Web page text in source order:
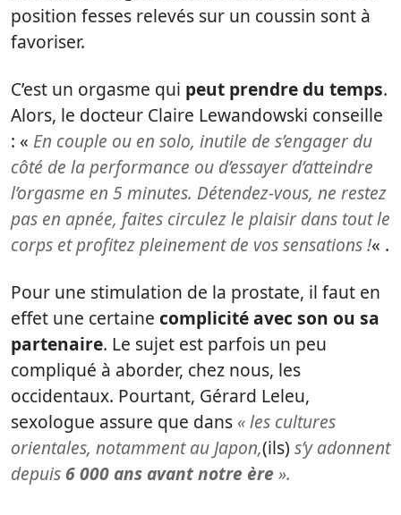
position fesses relevés sur un coussin sont à
favoriser.
C’est un orgasme qui peut prendre du temps.
Alors, le docteur Claire Lewandowski conseille
: « En couple ou en solo, inutile de s’engager du
côté de la performance ou d’essayer d’atteindre
l’orgasme en 5 minutes. Détendez-vous, ne restez
pas en apnée, faites circulez le plaisir dans tout le
corps et profitez pleinement de vos sensations !« .
Pour une stimulation de la prostate, il faut en
effet une certaine complicité avec son ou sa
partenaire. Le sujet est parfois un peu
compliqué à aborder, chez nous, les
occidentaux. Pourtant, Gérard Leleu,
sexologue assure que dans « les cultures
orientales, notamment au Japon,(ils) s’y adonnent
depuis6 000 ans avant notre ère».